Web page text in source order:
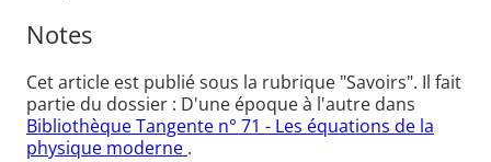
Notes
Cet article est publié sous la rubrique "Savoirs". Il fait
partie du dossier : D'une époque à l'autre dans
Bibliothèque Tangente n° 71 - Les équations de la
physique moderne .